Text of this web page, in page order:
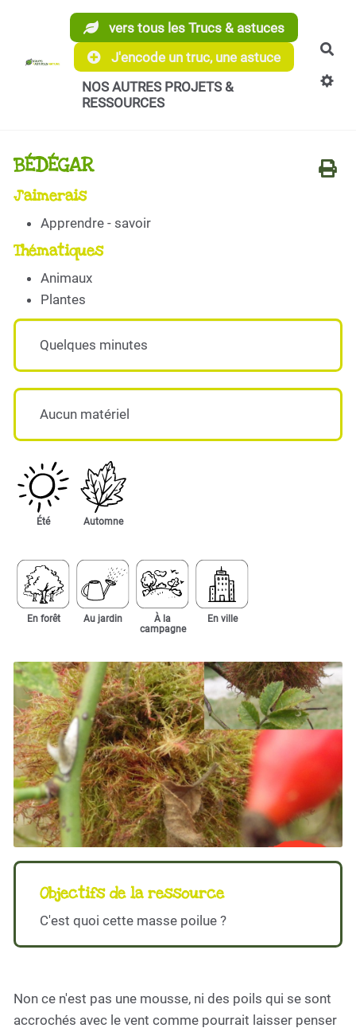
Aller au contenu principal
vers tous les Trucs & astuces
J'encode un truc, une astuce
NOS AUTRES PROJETS &
RESSOURCES
BÉDÉGAR
J'aimerais
Apprendre - savoir
Thématiques
Animaux
Plantes
Quelques minutes
Aucun matériel
Été Automne
En forêt Au jardin
À la
campagne
En ville
Objectifs de la ressource
C'est quoi cette masse poilue ?
Non ce n'est pas une mousse, ni des poils qui se sont
accrochés avec le vent comme pourrait laisser penser